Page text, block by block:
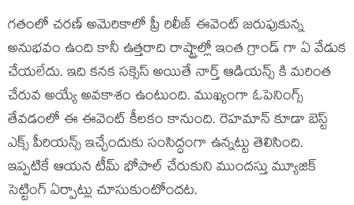
గతంలో చరణ్ అమెరికాలో ప్రీ రిలీజ్ ఈవెంట్ జరుపుకున్న
అనుభవం ఉంది కానీ ఉత్తరాది రాష్ట్రాల్లో ఇంత గ్రాండ్ గా ఏ వేడుక
చేయలేదు. ఇది కనక సక్సెస్ అయితే నార్త్ ఆడియన్స్ కి మరింత
చేరువ అయ్యే అవకాశం ఉంటుంది. ముఖ్యంగా ఓపెనింగ్స్
తేవడంలో ఈ ఈవెంట్ కీలకం కానుంది. రెహమాన్ కూడా బెస్ట్
ఎక్స్ పీరియన్స్ ఇచ్చేందుకు సంసిద్ధంగా ఉన్నట్టు తెలిసింది.
ఇప్పటికే ఆయన టీమ్ భోపాల్ చేరుకుని ముందస్తు మ్యూజిక్
సెట్టింగ్ ఏర్పాట్లు చూసుకుంటోందట.